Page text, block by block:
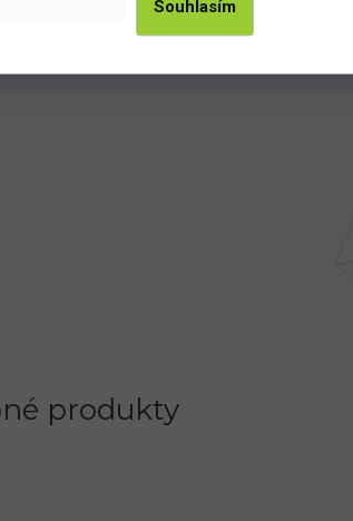
Souhlasím
je symbolem poctivé české
produkty